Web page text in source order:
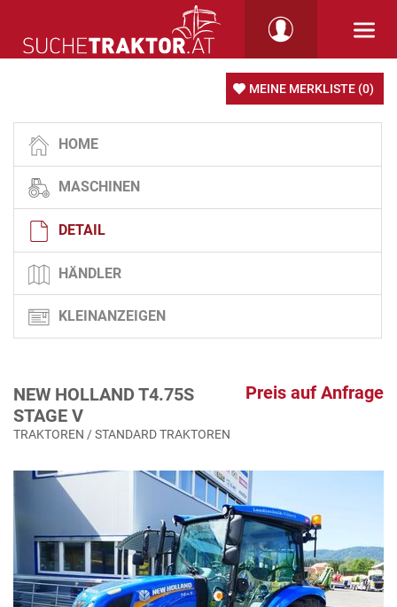
MEINE MERKLISTE (0)
HOME
MASCHINEN
DETAIL
HÄNDLER
KLEINANZEIGEN
NEW HOLLAND T4.75S
STAGE V
Preis auf Anfrage
TRAKTOREN / STANDARD TRAKTOREN